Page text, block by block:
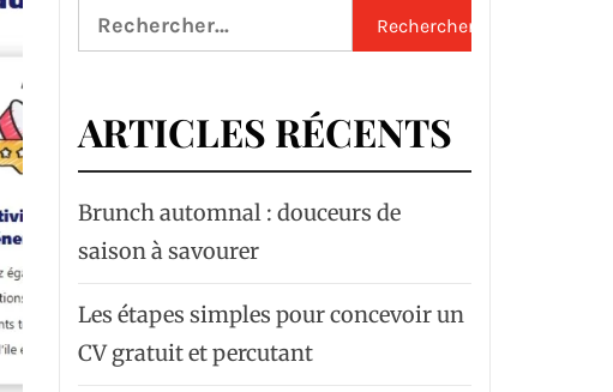
Rechercher :
ARTICLES RÉCENTS
Brunch automnal : douceurs de
saison à savourer
Les étapes simples pour concevoir un
CV gratuit et percutant